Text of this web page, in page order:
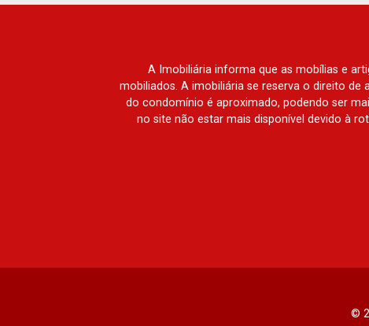
A Imobiliária informa que as mobílias e
mobiliados. A imobiliária se reserva o direito
do condomínio é aproximado, podendo ser
no site não estar mais disponível devido à
©